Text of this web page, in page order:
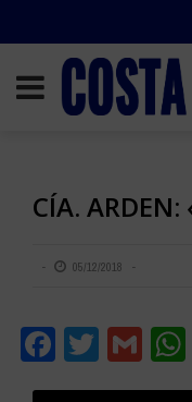
CÍA.
05/12/2018
Facebook
Twitter